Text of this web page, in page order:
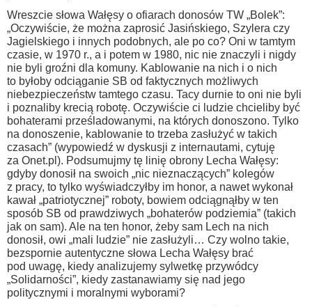
Wreszcie słowa Wałęsy o ofiarach donosów TW „Bolek”:
„Oczywiście, że można zaprosić Jasińskiego, Szylera czy
Jagielskiego i innych podobnych, ale po co? Oni w tamtym
czasie, w 1970 r., a i potem w 1980, nic nie znaczyli i nigdy
nie byli groźni dla komuny. Kablowanie na nich i o nich
to byłoby odciąganie SB od faktycznych możliwych
niebezpieczeństw tamtego czasu. Tacy durnie to oni nie byli
i poznaliby krecią robotę. Oczywiście ci ludzie chcieliby być
bohaterami prześladowanymi, na których donoszono. Tylko
na donoszenie, kablowanie to trzeba zasłużyć w takich
czasach” (wypowiedź w dyskusji z internautami, cytuję
za Onet.pl). Podsumujmy tę linię obrony Lecha Wałęsy:
gdyby donosił na swoich „nic nieznaczących” kolegów
z pracy, to tylko wyświadczyłby im honor, a nawet wykonał
kawał „patriotycznej” roboty, bowiem odciągnąłby w ten
sposób SB od prawdziwych „bohaterów podziemia” (takich
jak on sam). Ale na ten honor, żeby sam Lech na nich
donosił, owi „mali ludzie” nie zasłużyli… Czy wolno takie,
bezspornie autentyczne słowa Lecha Wałęsy brać
pod uwagę, kiedy analizujemy sylwetkę przywódcy
„Solidarności”, kiedy zastanawiamy się nad jego
politycznymi i moralnymi wyborami?